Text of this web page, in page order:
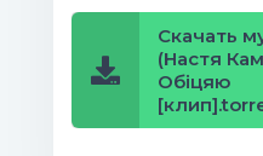
Скачать
(Настя
Обіцяю